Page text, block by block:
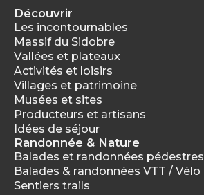
Découvrir
Les incontournables
Massif du Sidobre
Vallées et plateaux
Activités et loisirs
Villages et patrimoine
Musées et sites
Producteurs et artisans
Idées de séjour
Randonnée & Nature
Balades et randonnées pédestres
Balades & randonnées VTT / Vélo
Sentiers trails